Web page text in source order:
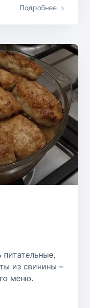
Подробнее
питательные,
из свинины –
меню.